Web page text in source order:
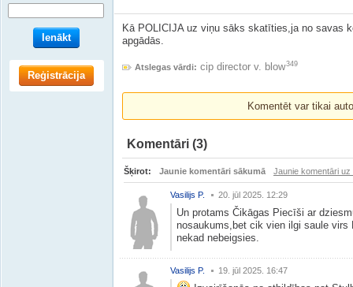
Kā POLICIJA uz viņu sāks skatīties,ja no savas
apgādās.
Atslegas vārdi: cip director v. blow349
Komentēt var tikai
Komentāri (3)
Šķirot: Jaunie komentāri sākumā Jaunie komentāri uz
Vasilijs P. 20. jūl 2025. 12:29
Un protams Čikāgas Piecīši ar
nosaukums,bet cik vien ilgi saule
nekad nebeigsies.
Vasilijs P. 19. jūl 2025. 16:47
Ienākt
Reģistrācija